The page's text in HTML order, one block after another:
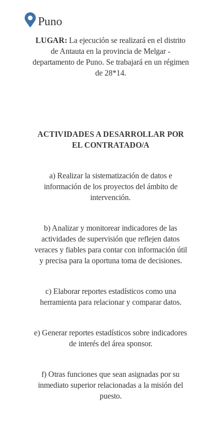
Puno
LUGAR: La ejecución se realizará en el distrito
de Antauta en la provincia de Melgar -
departamento de Puno. Se trabajará en un régimen
de 28*14.
ACTIVIDADES A DESARROLLAR POR
EL CONTRATADO/A
a) Realizar la sistematización de datos e
información de los proyectos del ámbito de
intervención.
b) Analizar y monitorear indicadores de las
actividades de supervisión que reflejen datos
veraces y fiables para contar con información útil
y precisa para la oportuna toma de decisiones.
c) Elaborar reportes estadísticos como una
herramienta para relacionar y comparar datos.
e) Generar reportes estadísticos sobre indicadores
de interés del área sponsor.
f) Otras funciones que sean asignadas por su
inmediato superior relacionadas a la misión del
puesto.